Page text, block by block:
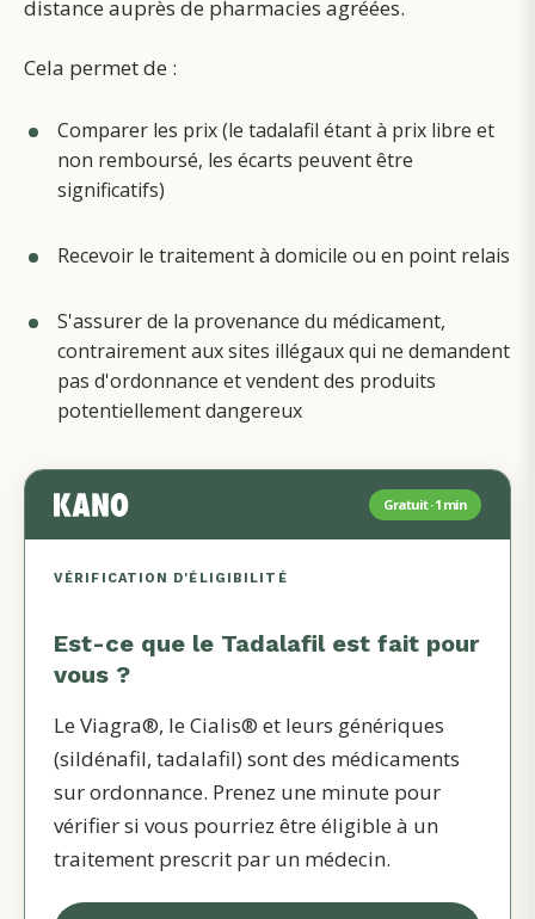
distance auprès de pharmacies agréées.
Cela permet de :
Comparer les prix (le tadalafil étant à prix libre et
non remboursé, les écarts peuvent être
significatifs)
Recevoir le traitement à domicile ou en point relais
S'assurer de la provenance du médicament,
contrairement aux sites illégaux qui ne demandent
pas d'ordonnance et vendent des produits
potentiellement dangereux
Gratuit · 1 min
VÉRIFICATION D'ÉLIGIBILITÉ
Est-ce que le Tadalafilest fait pour
vous ?
Le Viagra®, le Cialis® et leurs génériques
(sildénafil, tadalafil) sont des médicaments
sur ordonnance. Prenez une minute pour
vérifier si vous pourriez être éligible à un
traitement prescrit par un médecin.